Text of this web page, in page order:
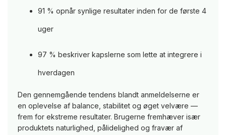
91 % opnår synlige resultater inden for de første 4
uger
97 % beskriver kapslerne som lette at integrere i
hverdagen
Den gennemgående tendens blandt anmeldelserne er
en oplevelse af balance, stabilitet og øget velvære —
frem for ekstreme resultater. Brugerne fremhæver især
produktets naturlighed, pålidelighed og fravær af